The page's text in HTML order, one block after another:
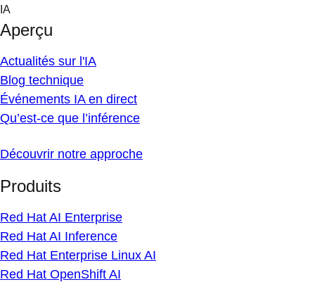
Skip
content
IA
Aperçu
Actualités sur l'IA
Blog technique
Événements IA en direct
Qu’est-ce que l’inférence
Découvrir notre approche
Produits
Red Hat AI Enterprise
Red Hat AI Inference
Red Hat Enterprise Linux AI
Red Hat OpenShift AI